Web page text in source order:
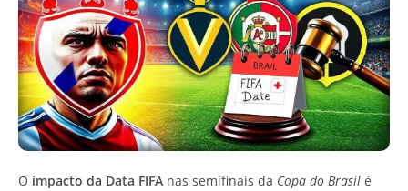
O impacto da Data FIFA nas semifinais da Copa do Brasil é